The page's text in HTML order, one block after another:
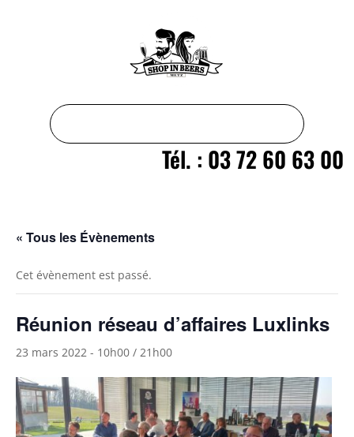
Tél. : 03 72 60 63 00
« Tous les Évènements
Cet évènement est passé.
Réunion réseau d’affaires Luxlinks
23 mars 2022 - 10h00 / 21h00